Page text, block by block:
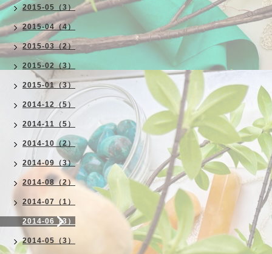
2015-05（3）
2015-04（4）
2015-03（2）
2015-02（3）
2015-01（3）
2014-12（5）
2014-11（5）
2014-10（2）
2014-09（3）
2014-08（2）
2014-07（1）
2014-06（3）
2014-05（3）